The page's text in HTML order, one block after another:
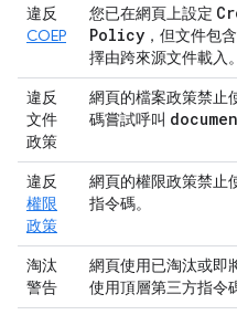
違反
COEP
您已在網頁上設定
Policy ，但文件包
擇由跨來源文件載入。
違反
文件
政策
網頁的檔案政策禁止
碼嘗試呼叫
違反
權限
政策
網頁的權限政策禁止
指令碼。
淘汰
警告
網頁使用已淘汰或即
使用頂層第三方指令